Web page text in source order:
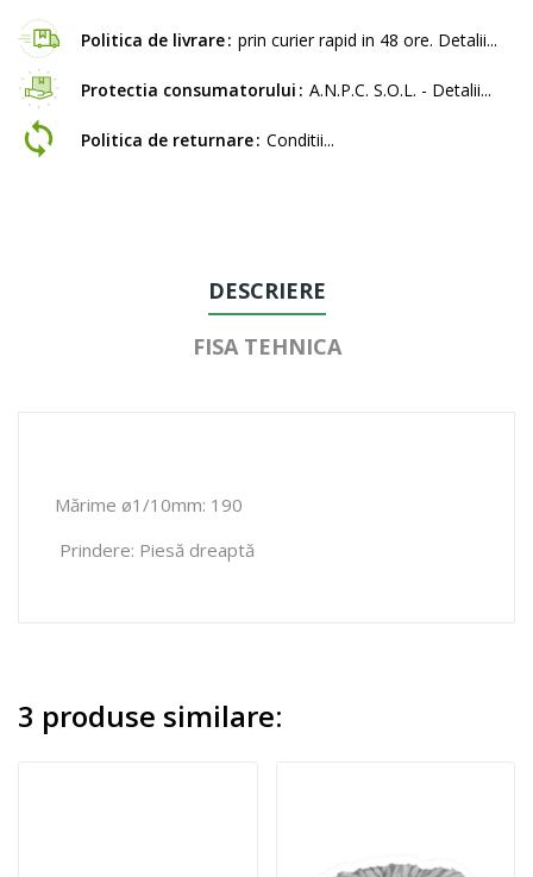
Politica de livrare prin curier rapid in 48 ore. Detalii...
Protectia consumatorului A.N.P.C. S.O.L. - Detalii...
Politica de returnare Conditii...
DESCRIERE
FISA TEHNICA
Mărime ø1/10mm: 190
Prindere: Piesă dreaptă
3 produse similare: